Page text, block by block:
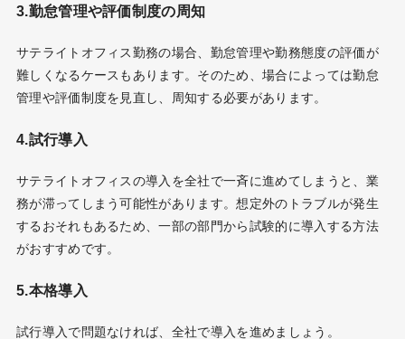
3.勤怠管理や評価制度の周知
サテライトオフィス勤務の場合、勤怠管理や勤務態度の評価が
難しくなるケースもあります。そのため、場合によっては勤怠
管理や評価制度を見直し、周知する必要があります。
4.試行導入
サテライトオフィスの導入を全社で一斉に進めてしまうと、業
務が滞ってしまう可能性があります。想定外のトラブルが発生
するおそれもあるため、一部の部門から試験的に導入する方法
がおすすめです。
5.本格導入
試行導入で問題なければ、全社で導入を進めましょう。